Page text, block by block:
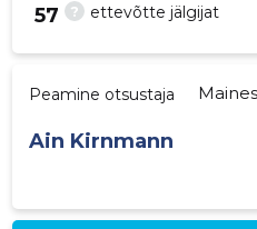
? ettevõtte jälgijat
57
Peamine otsustaja
Ain Kirnmann